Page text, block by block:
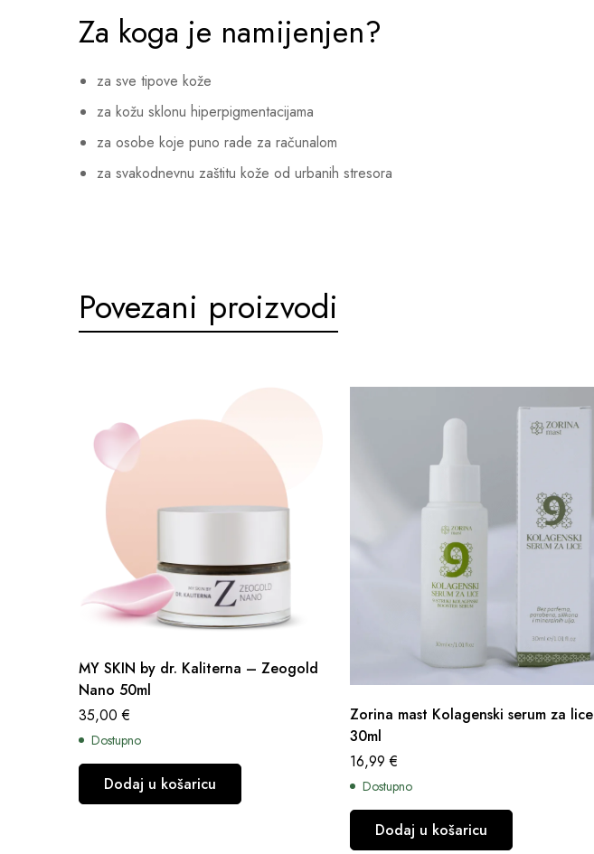
Za koga je namijenjen?
za sve tipove kože
za kožu sklonu hiperpigmentacijama
za osobe koje puno rade za računalom
za svakodnevnu zaštitu kože od urbanih stresora
Povezani proizvodi
MY SKIN by dr. Kaliterna – Zeogold
Nano 50ml
35,00€
Dostupno
Dodaj u košaricu
Zorina mast Kolagenski serum za lice
30ml
16,99€
Dostupno
Dodaj u košaricu